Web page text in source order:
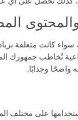
كانت متعلقة
تُخاطب جمهورك
واضحًا وجذابًا.
على مختلف